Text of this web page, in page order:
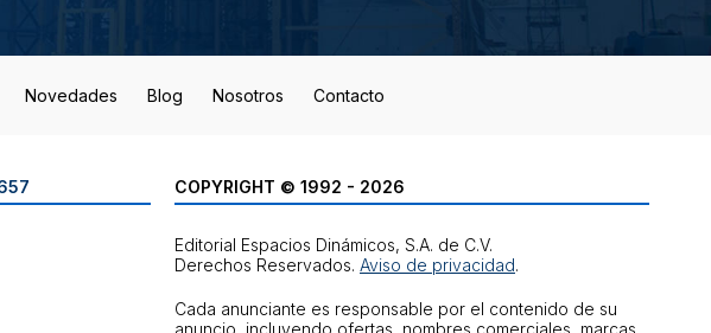
Novedades Blog Nosotros Contacto
COPYRIGHT © 1992 - 2026
Editorial Espacios Dinámicos, S.A. de C.V.
Derechos Reservados. Aviso de privacidad.
Cada anunciante es responsable por el contenido de su
anuncio, incluyendo ofertas, nombres comerciales, marcas